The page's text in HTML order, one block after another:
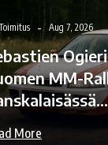
Aug 7, 2026
MM-
More